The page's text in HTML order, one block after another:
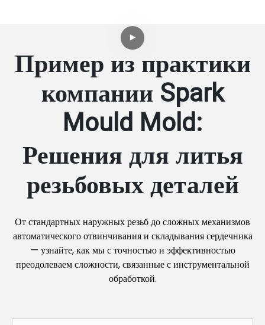
Пример из практики
компании Spark
Mould Mold:
Решения для литья
резьбовых деталей
От стандартных наружных резьб до сложных механизмов
автоматического отвинчивания и складывания сердечника
— узнайте, как мы с точностью и эффективностью
преодолеваем сложности, связанные с инструментальной
обработкой.